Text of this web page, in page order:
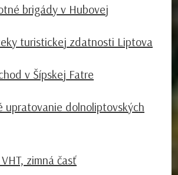
brigády v Hubovej
turistickej zdatnosti Liptova
v Šípskej Fatre
upratovanie dolnoliptovských
zimná časť